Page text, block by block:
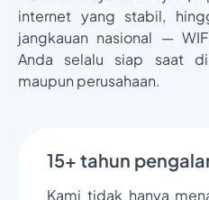
internet yang stabil,
jangkauan nasional —
Anda selalu siap saat
maupun perusahaan.
15+ tahun
Kami tidak hanya